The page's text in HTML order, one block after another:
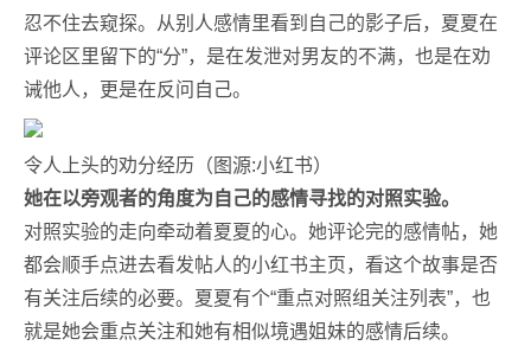
忍不住去窥探。从别人感情里看到自己的影子后，夏夏在
评论区里留下的“分”，是在发泄对男友的不满，也是在劝
诫他人，更是在反问自己。
令人上头的劝分经历（图源:小红书）
她在以旁观者的角度为自己的感情寻找的对照实验。
对照实验的走向牵动着夏夏的心。她评论完的感情帖，她
都会顺手点进去看发帖人的小红书主页，看这个故事是否
有关注后续的必要。夏夏有个“重点对照组关注列表”，也
就是她会重点关注和她有相似境遇姐妹的感情后续。